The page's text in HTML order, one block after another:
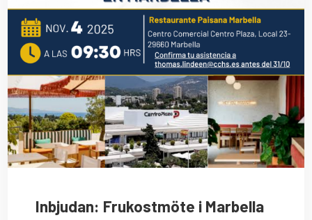
Inbjudan: Frukostmöte i Marbella